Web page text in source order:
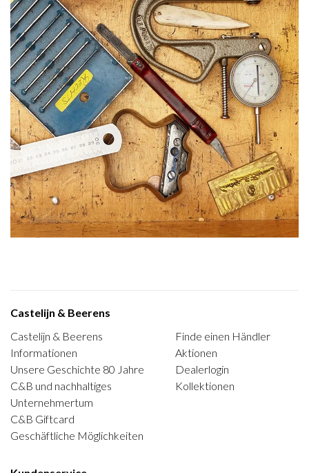
Castelijn & Beerens
Castelijn & Beerens
Informationen
Unsere Geschichte 80 Jahre
C&B und nachhaltiges
Unternehmertum
C&B Giftcard
Geschäftliche Möglichkeiten
Finde einen Händler
Aktionen
Dealerlogin
Kollektionen